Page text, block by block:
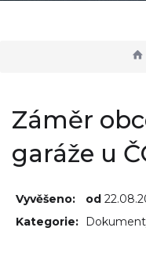
Záměr
garáže u
Vyvěšeno: od
Kategorie: